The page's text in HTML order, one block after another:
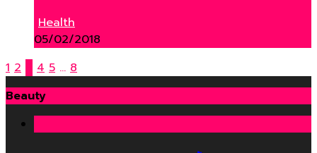
Health
05/02/2018
1 2 4 5 … 8
Beauty